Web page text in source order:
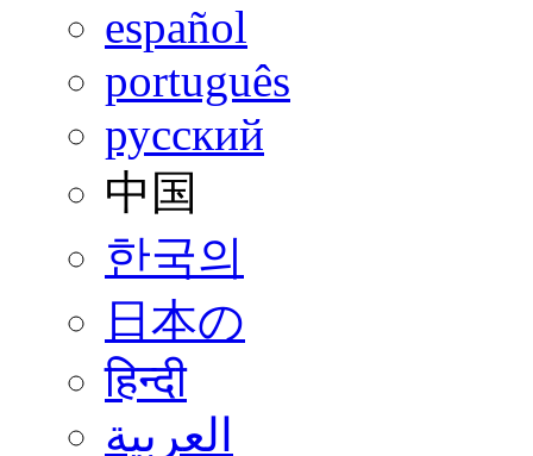
español
português
русский
中国
한국의
日本の
हिन्दी
العربية